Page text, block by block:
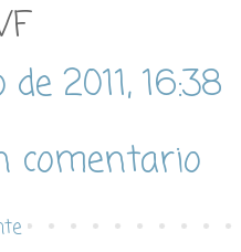
2011, 16:38
comentario